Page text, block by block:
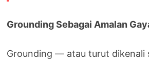
Grounding Sebagai Amalan
Grounding — atau turut dikenali